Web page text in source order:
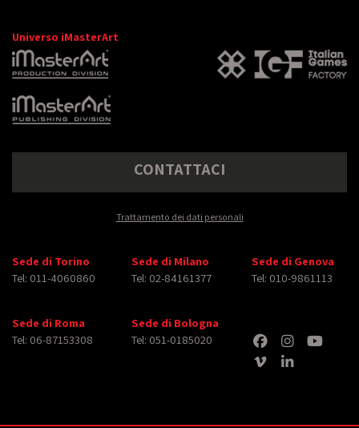
Universo iMasterArt
CONTATTACI
Trattamento dei dati personali
Sede di Torino
Tel: 011-4060860
Sede di Milano
Tel: 02-84161377
Sede di Genova
Tel: 010-9861113
Sede di Roma
Tel: 06-87153308
Sede di Bologna
Tel: 051-0185020